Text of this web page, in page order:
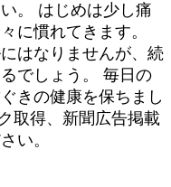
。 はじめは少し痛
に慣れてきます。
はなりませんが、続
でしょう。 毎日の
きの健康を保ちまし
取得、新聞広告掲載
い。